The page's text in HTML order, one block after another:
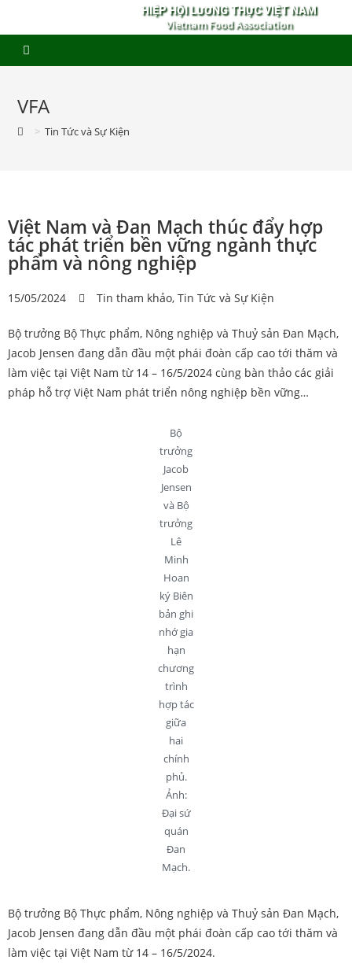
HIỆP HỘI LƯƠNG THỰC VIỆT NAM
Vietnam Food Association
VFA
> Tin Tức và Sự Kiện
Việt Nam và Đan Mạch thúc đẩy hợp
tác phát triển bền vững ngành thực
phẩm và nông nghiệp
15/05/2024 Tin tham khảo, Tin Tức và Sự Kiện
Bộ trưởng Bộ Thực phẩm, Nông nghiệp và Thuỷ sản Đan Mạch,
Jacob Jensen đang dẫn đầu một phái đoàn cấp cao tới thăm và
làm việc tại Việt Nam từ 14 – 16/5/2024 cùng bàn thảo các giải
pháp hỗ trợ Việt Nam phát triển nông nghiệp bền vững…
Bộ
trưởng
Jacob
Jensen
và Bộ
trưởng
Lê
Minh
Hoan
ký Biên
bản ghi
nhớ gia
hạn
chương
trình
hợp tác
giữa
hai
chính
phủ.
Ảnh:
Đại sứ
quán
Đan
Mạch.
Bộ trưởng Bộ Thực phẩm, Nông nghiệp và Thuỷ sản Đan Mạch,
Jacob Jensen đang dẫn đầu một phái đoàn cấp cao tới thăm và
làm việc tại Việt Nam từ 14 – 16/5/2024.